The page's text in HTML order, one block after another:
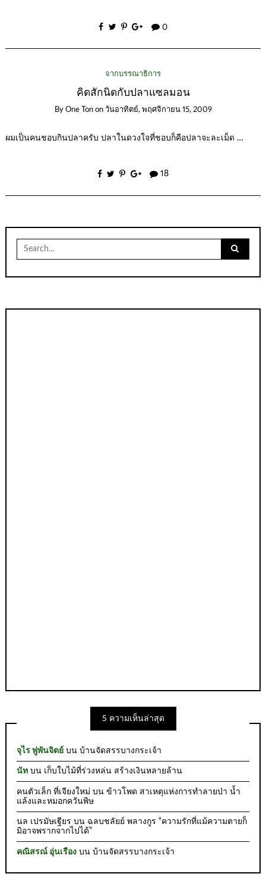
0
จากบรรณาธิการ
คิดสักนิดกับปลาแซลมอน
By One Ton on วันอาทิตย์, พฤศจิกายน 15, 2009
ผมเป็นคนชอบกินปลาครับ ปลาในดวงใจที่ชอบก็คือปลาจะละเม็ด …
18
for:
5 ความเห็นล่าสุด
จุไร พู่พันจิตย์ บนบ้านจัดสรรบางกระเจ้า
นัท บน เก็บใบไม้ที่ร่วงหล่น สร้างเงินหลายล้าน
คนตัวเล็ก ที่เจียงใหม่ บนข้าวโพด สาเหตุแห่งการทำลายป่า น้ำ
แล้งและหมอกควันพิษ
นล เปรมัษเฐียร บน ฉลบชลัยย์ พลางกูร “ความรักที่แม้ความตายก็
มิอาจพรากจากไปได้”
คณิสรณ์ อุ่นเรือง บนบ้านจัดสรรบางกระเจ้า